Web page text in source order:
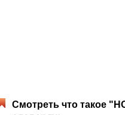
Смотреть что такое